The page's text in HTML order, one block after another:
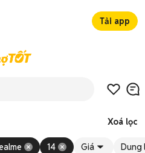
Tải app
Xoá lọc
14 Giá Dung